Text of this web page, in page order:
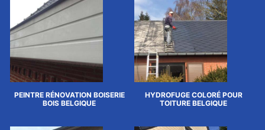
PEINTRE RÉNOVATION BOISERIE
BOIS BELGIQUE
HYDROFUGE COLORÉ POUR
TOITURE BELGIQUE